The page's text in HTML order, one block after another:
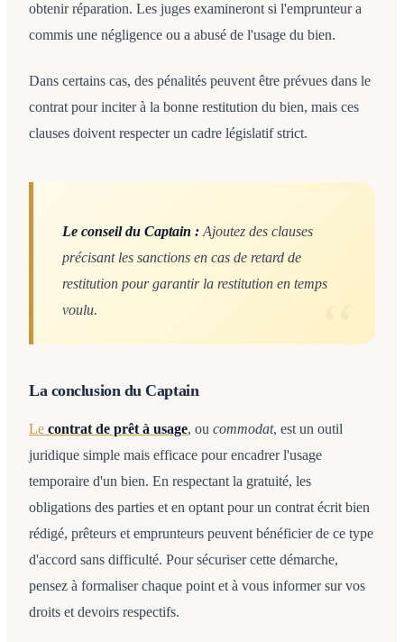
obtenir réparation. Les juges examineront si l'emprunteur a
commis une négligence ou a abusé de l'usage du bien.
Dans certains cas, des pénalités peuvent être prévues dans le
contrat pour inciter à la bonne restitution du bien, mais ces
clauses doivent respecter un cadre législatif strict.
Le conseil du Captain :Ajoutez des clauses
précisant les sanctions en cas de retard de
restitution pour garantir la restitution en temps
voulu.
La conclusion du Captain
Le contrat de prêt à usage, ou commodat, est un outil
juridique simple mais efficace pour encadrer l'usage
temporaire d'un bien. En respectant la gratuité, les
obligations des parties et en optant pour un contrat écrit bien
rédigé, prêteurs et emprunteurs peuvent bénéficier de ce type
d'accord sans difficulté. Pour sécuriser cette démarche,
pensez à formaliser chaque point et à vous informer sur vos
droits et devoirs respectifs.